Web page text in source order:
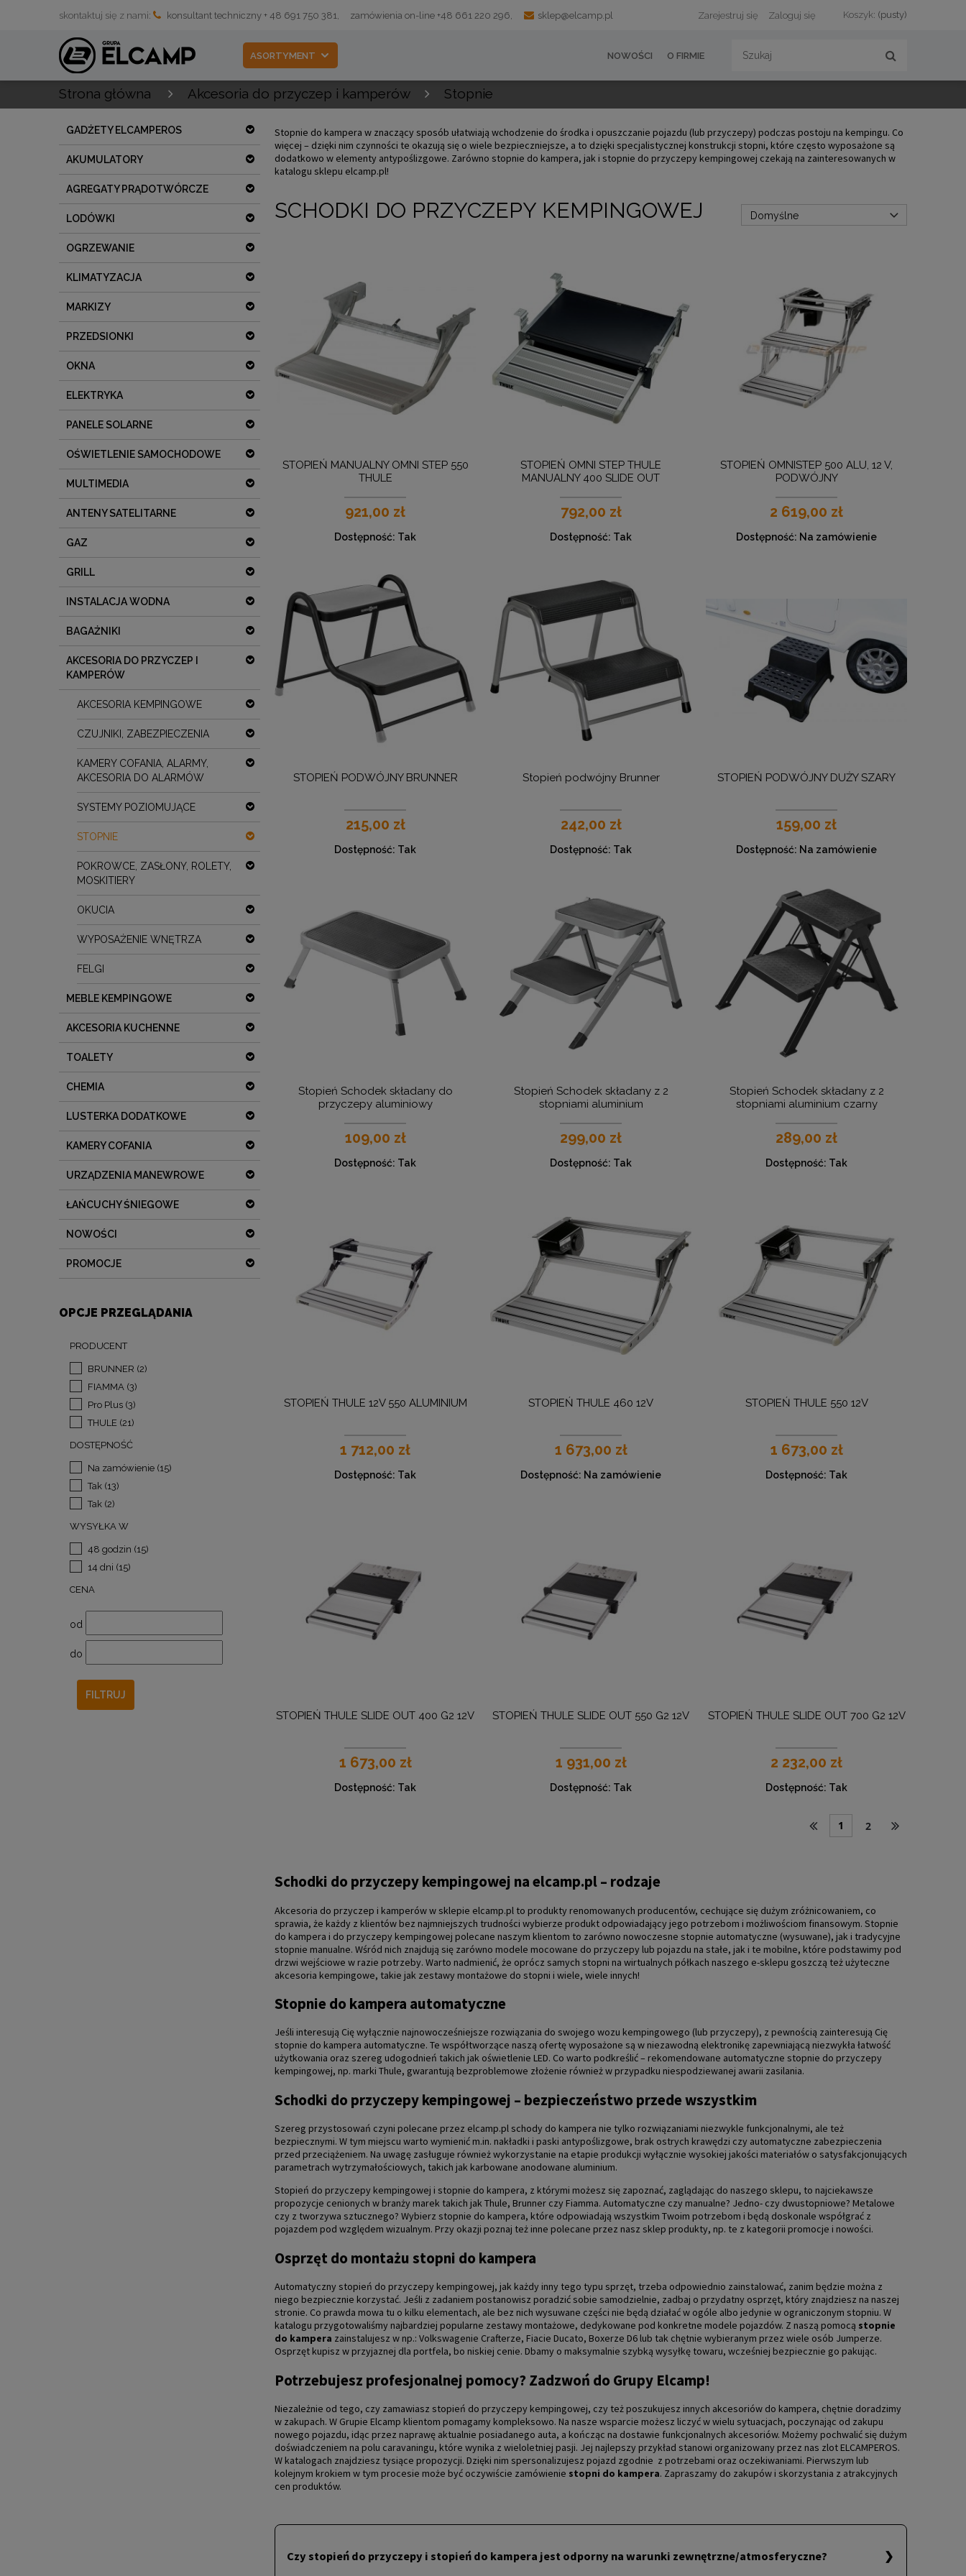
Koszyk: (pusty)
Zarejestruj się Zaloguj się
skontaktuj się z nami: konsultant techniczny + 48 691 750 381, zamówienia on-line +48 661 220 296, sklep@elcamp.pl
NOWOŚCI
ASORTYMENT O FIRMIE
Strona główna Akcesoria do przyczep i kamperów Stopnie
GADŻETY ELCAMPEROS
AKUMULATORY
AGREGATY PRĄDOTWÓRCZE
LODÓWKI
OGRZEWANIE
KLIMATYZACJA
MARKIZY
PRZEDSIONKI
OKNA
ELEKTRYKA
PANELE SOLARNE
OŚWIETLENIE SAMOCHODOWE
MULTIMEDIA
ANTENY SATELITARNE
GAZ
GRILL
INSTALACJA WODNA
BAGAŻNIKI
AKCESORIA DO PRZYCZEP I
KAMPERÓW
AKCESORIA KEMPINGOWE
CZUJNIKI, ZABEZPIECZENIA
KAMERY COFANIA, ALARMY,
AKCESORIA DO ALARMÓW
SYSTEMY POZIOMUJĄCE
STOPNIE
POKROWCE, ZASŁONY, ROLETY,
MOSKITIERY
OKUCIA
WYPOSAŻENIE WNĘTRZA
FELGI
MEBLE KEMPINGOWE
AKCESORIA KUCHENNE
TOALETY
CHEMIA
LUSTERKA DODATKOWE
KAMERY COFANIA
URZĄDZENIA MANEWROWE
ŁAŃCUCHY ŚNIEGOWE
NOWOŚCI
PROMOCJE
OPCJE PRZEGLĄDANIA
PRODUCENT
BRUNNER (2)
FIAMMA (3)
Pro Plus (3)
THULE (21)
DOSTĘPNOŚĆ
Na zamówienie (15)
Tak (13)
Tak (2)
WYSYŁKA W
48 godzin (15)
14 dni (15)
CENA
od
do
FILTRUJ
Stopnie do kampera w znaczący sposób ułatwiają wchodzenie do środka i opuszczanie pojazdu (lub przyczepy) podczas postoju na kempingu. Co
więcej – dzięki nim czynności te okazują się o wiele bezpieczniejsze, a to dzięki specjalistycznej konstrukcji stopni, które często wyposażone są
dodatkowo w elementy antypoślizgowe. Zarówno stopnie do kampera, jak i stopnie do przyczepy kempingowej czekają na zainteresowanych w
katalogu sklepu elcamp.pl!
SCHODKI DO PRZYCZEPY KEMPINGOWEJ
STOPIEŃ MANUALNY OMNI STEP 550
THULE
921,00 zł
Dostępność: Tak
STOPIEŃ OMNI STEP THULE
MANUALNY 400 SLIDE OUT
792,00 zł
Dostępność: Tak
STOPIEŃ OMNISTEP 500 ALU, 12 V,
PODWÓJNY
2 619,00 zł
Dostępność: Na zamówienie
STOPIEŃ PODWÓJNY BRUNNER
215,00 zł
Dostępność: Tak
Stopień podwójny Brunner
242,00 zł
Dostępność: Tak
STOPIEŃ PODWÓJNY DUŻY SZARY
159,00 zł
Dostępność: Na zamówienie
Stopień Schodek składany do
przyczepy aluminiowy
109,00 zł
Dostępność: Tak
Stopień Schodek składany z 2
stopniami aluminium
299,00 zł
Dostępność: Tak
Stopień Schodek składany z 2
stopniami aluminium czarny
289,00 zł
Dostępność: Tak
STOPIEŃ THULE 12V 550 ALUMINIUM
1 712,00 zł
Dostępność: Tak
STOPIEŃ THULE 460 12V
1 673,00 zł
Dostępność: Na zamówienie
STOPIEŃ THULE 550 12V
1 673,00 zł
Dostępność: Tak
STOPIEŃ THULE SLIDE OUT 400 G2 12V
1 673,00 zł
Dostępność: Tak
STOPIEŃ THULE SLIDE OUT 550 G2 12V
1 931,00 zł
Dostępność: Tak
STOPIEŃ THULE SLIDE OUT 700 G2 12V
2 232,00 zł
Dostępność: Tak
1 2
Schodki do przyczepy kempingowej na elcamp.pl – rodzaje
Akcesoria do przyczep i kamperóww sklepie elcamp.pl to produkty renomowanych producentów, cechujące się dużym zróżnicowaniem, co
sprawia, że każdy z klientów bez najmniejszych trudności wybierze produkt odpowiadający jego potrzebom i możliwościom finansowym. Stopnie
do kampera i do przyczepy kempingowej polecane naszym klientom to zarówno nowoczesne stopnie automatyczne (wysuwane), jak i tradycyjne
stopnie manualne. Wśród nich znajdują się zarówno modele mocowane do przyczepy lub pojazdu na stałe, jak i te mobilne, które podstawimy pod
drzwi wejściowe w razie potrzeby. Warto nadmienić, że oprócz samych stopni na wirtualnych półkach naszego e-sklepu goszczą też użyteczne
akcesoria kempingowe, takie jak zestawy montażowe do stopni i wiele, wiele innych!
Stopnie do kampera automatyczne
Jeśli interesują Cię wyłącznie najnowocześniejsze rozwiązania do swojego wozu kempingowego (lub przyczepy), z pewnością zainteresują Cię
stopnie do kampera automatyczne. Te współtworzące naszą ofertę wyposażone są w niezawodną elektronikę zapewniającą niezwykła łatwość
użytkowania oraz szereg udogodnień takich jak oświetlenie LED. Co warto podkreślić – rekomendowane automatyczne stopnie do przyczepy
kempingowej, np. marki Thule, gwarantują bezproblemowe złożenie również w przypadku niespodziewanej awarii zasilania.
Schodki do przyczepy kempingowej – bezpieczeństwo przede wszystkim
Szereg przystosowań czyni polecane przez elcamp.pl schody do kampera nie tylko rozwiązaniami niezwykle funkcjonalnymi, ale też
bezpiecznymi. W tym miejscu warto wymienić m.in. nakładki i paski antypoślizgowe, brak ostrych krawędzi czy automatyczne zabezpieczenia
przed przeciążeniem. Na uwagę zasługuje również wykorzystanie na etapie produkcji wyłącznie wysokiej jakości materiałów o satysfakcjonujących
parametrach wytrzymałościowych, takich jak karbowane anodowane aluminium.
Stopień do przyczepy kempingowej i stopnie do kampera, z którymi możesz się zapoznać, zaglądając do naszego sklepu, to najciekawsze
propozycje cenionych w branży marek takich jakThule, Brunner czyFiamma. Automatyczne czy manualne? Jedno- czy dwustopniowe? Metalowe
czy z tworzywa sztucznego? Wybierz stopnie do kampera, które odpowiadają wszystkim Twoim potrzebom i będą doskonale współgrać z
pojazdem pod względem wizualnym. Przy okazji poznaj też inne polecane przez nasz sklep produkty, np. te z kategorii promocje i nowości.
Osprzęt do montażu stopni do kampera
Automatyczny stopień do przyczepy kempingowej, jak każdy inny tego typu sprzęt, trzeba odpowiednio zainstalować, zanim będzie można z
niego bezpiecznie korzystać. Jeśli z zadaniem postanowisz poradzić sobie samodzielnie, zadbaj o przydatny osprzęt, który znajdziesz na naszej
stronie. Co prawda mowa tu o kilku elementach, ale bez nich wysuwane części nie będą działać w ogóle albo jedynie w ograniczonym stopniu. W
katalogu przygotowaliśmy najbardziej popularne zestawy montażowe, dedykowane pod konkretne modele pojazdów. Z naszą pomocą stopnie
do kampera zainstalujesz w np.: Volkswagenie Crafterze, Fiacie Ducato, Boxerze D6 lub tak chętnie wybieranym przez wiele osób Jumperze.
Osprzęt kupisz w przyjaznej dla portfela, bo niskiej cenie. Dbamy o maksymalnie szybką wysyłkę towaru, wcześniej bezpiecznie go pakując.
Potrzebujesz profesjonalnej pomocy? Zadzwoń do Grupy Elcamp!
Niezależnie od tego, czy zamawiasz stopień do przyczepy kempingowej, czy też poszukujesz innych akcesoriów do kampera, chętnie doradzimy
w zakupach. W Grupie Elcamp klientom pomagamy kompleksowo. Na nasze wsparcie możesz liczyć w wielu sytuacjach, poczynając od zakupu
nowego pojazdu, idąc przez naprawę aktualnie posiadanego auta, a kończąc na dostawie funkcjonalnych akcesoriów. Możemy pochwalić się dużym
doświadczeniem na polu caravaningu, które wynika z wieloletniej pasji. Jej najlepszy przykład stanowi organizowany przez nas zlot ELCAMPEROS.
W katalogach znajdziesz tysiące propozycji. Dzięki nim spersonalizujesz pojazd zgodnie z potrzebami oraz oczekiwaniami. Pierwszym lub
kolejnym krokiem w tym procesie może być oczywiście zamówienie stopni do kampera. Zapraszamy do zakupów i skorzystania z atrakcyjnych
cen produktów.
Czy stopień do przyczepy i stopień do kampera jest odporny na warunki zewnętrzne/atmosferyczne?